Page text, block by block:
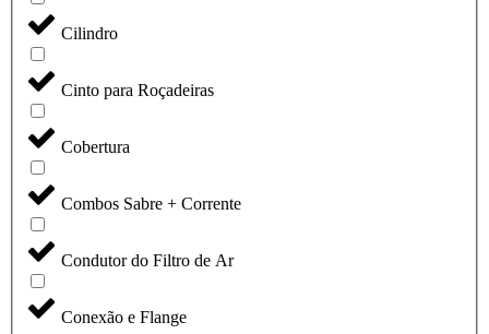
Cilindro
Cinto para Roçadeiras
Cobertura
Combos Sabre + Corrente
Condutor do Filtro de Ar
Conexão e Flange